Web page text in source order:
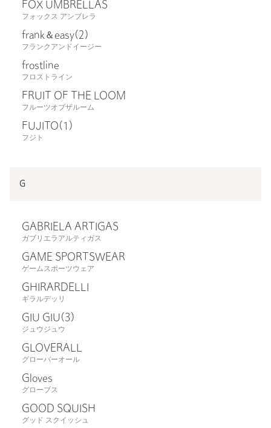
FOX UMBRELLAS
フォックス アンブレラ
frank＆easy(2)
フランクアンドイージー
frostline
フロストライン
FRUIT OF THE LOOM
フルーツオブザルーム
FUJITO(1)
フジト
G
GABRIELA ARTIGAS
ガブリエラアルティガス
GAME SPORTSWEAR
ゲームスポーツウェア
GHIRARDELLI
ギラルデッリ
GIU GIU(3)
ジュウジュウ
GLOVERALL
グローバーオール
Gloves
グローブス
GOOD SQUISH
グッド スクイッシュ